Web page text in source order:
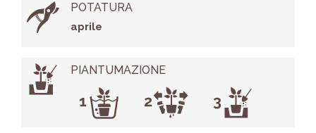
POTATURA
aprile
PIANTUMAZIONE